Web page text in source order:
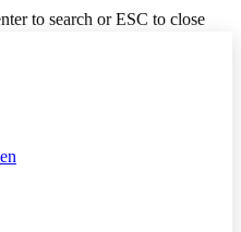
to search or ESC to close